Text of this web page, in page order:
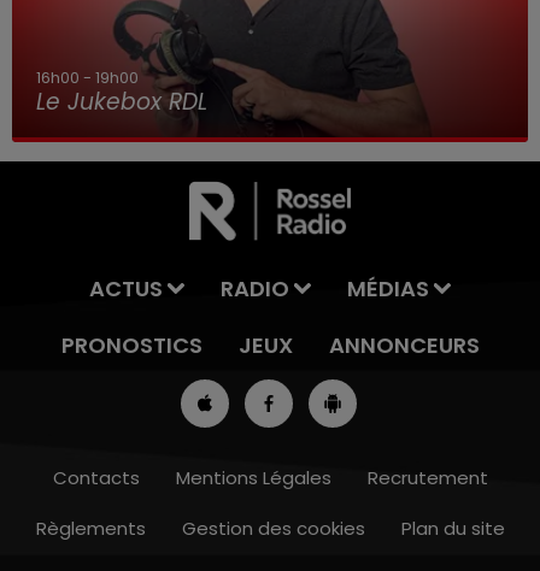
13h00 - 16h00
7h00 - 10h00
Debout c'est l'heure
ACTUS RADIO
MÉDIAS
PRONOSTICS
JEUX ANNONCEURS
Contacts Mentions Légales
Recrutement
Règlements
Gestion des cookies Plan du site